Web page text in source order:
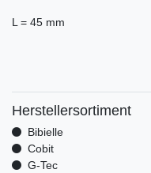
L = 45 mm
Herstellersortiment
Bibielle
Cobit
G-Tec